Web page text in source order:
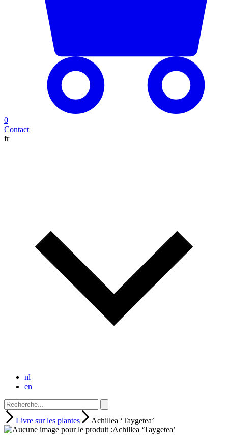
0
Contact
fr
nl
en
Livre sur les plantes Achillea ‘Taygetea’